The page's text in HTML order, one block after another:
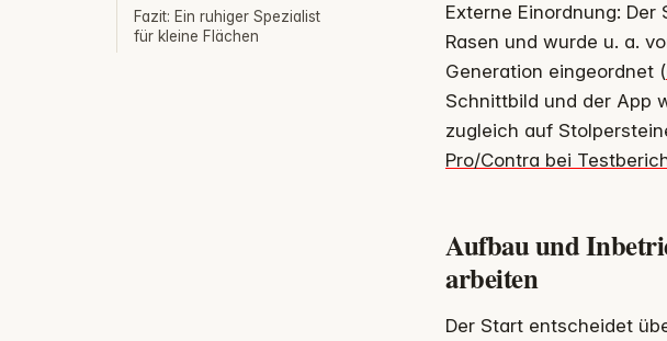
Fazit: Ein ruhiger Spezialist
für kleine Flächen
Externe Einordnung:
Rasen und wurde u. a.
Generation eingeordnet (
Schnittbild und der App
zugleich auf
Pro/Contra bei
Aufbau und
arbeiten
Der Start entscheidet